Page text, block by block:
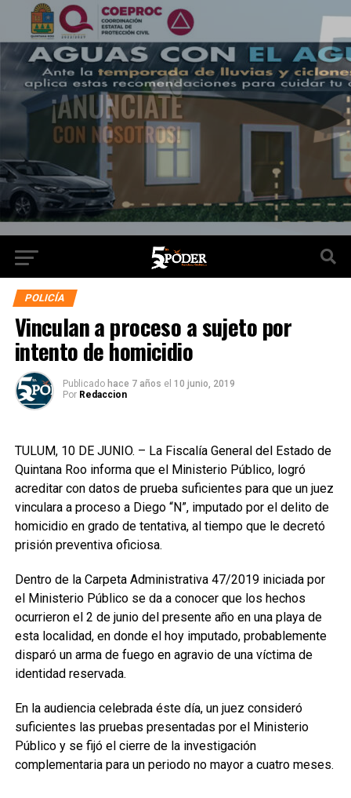
POLICÍA
Vinculan a proceso a sujeto por
intento de homicidio
Publicado hace 7 años el 10 junio, 2019
Por Redaccion
TULUM, 10 DE JUNIO. – La Fiscalía General del Estado de
Quintana Roo informa que el Ministerio Público, logró
acreditar con datos de prueba suficientes para que un juez
vinculara a proceso a Diego “N”, imputado por el delito de
homicidio en grado de tentativa, al tiempo que le decretó
prisión preventiva oficiosa.
Dentro de la Carpeta Administrativa 47/2019 iniciada por
el Ministerio Público se da a conocer que los hechos
ocurrieron el 2 de junio del presente año en una playa de
esta localidad, en donde el hoy imputado, probablemente
disparó un arma de fuego en agravio de una víctima de
identidad reservada.
En la audiencia celebrada éste día, un juez consideró
suficientes las pruebas presentadas por el Ministerio
Público y se fijó el cierre de la investigación
complementaria para un periodo no mayor a cuatro meses.